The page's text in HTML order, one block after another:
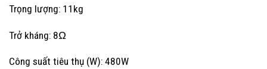
Trọng lượng: 11kg
Trở kháng: 8Ω
Công suất tiêu thụ (W): 480W